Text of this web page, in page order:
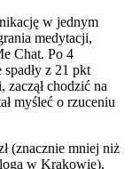
w jednym
medytacji,
Chat. Po 4
z 21 pkt
chodzić na
myśleć o rzuceniu
(znacznie mniej niż
w Krakowie).